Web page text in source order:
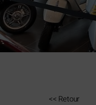
<< Retour